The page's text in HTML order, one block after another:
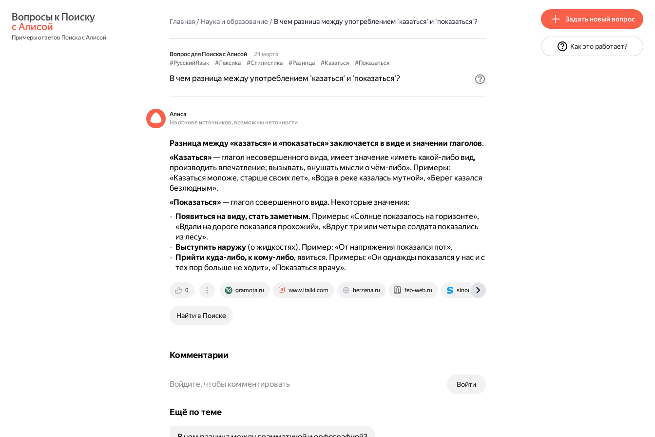
с Алисой
Примеры ответов Поиска с Алисой
Главная/ Наука и образование / В чем разница между употреблением 'казаться' и 'показаться'?
Вопрос для Поиска с Алисой
24 марта
#РусскийЯзык
#Лексика #Стилистика #Разница #Казаться #Показаться
В чем разница между употреблением 'казаться' и 'показаться'?
Алиса
На основе источников, возможны неточности
Разница между «казаться» и «показаться» заключается в виде и значении глаголов.
«Казаться»— глагол несовершенного вида, имеет значение «иметь какой-либо вид,
производить впечатление; вызывать, внушать мысли о чём-либо». Примеры:
«Казаться моложе, старше своих лет», «Вода в реке казалась мутной», «Берег казался
безлюдным».
«Показаться»— глагол совершенного вида. Некоторые значения:
Появиться на виду, стать заметным. Примеры: «Солнце показалось на горизонте»,
«Вдали на дороге показался прохожий», «Вдруг три или четыре солдата показались
из лесу».
Выступить наружу(о жидкостях). Пример: «От напряжения показался пот».
Прийти куда-либо, к кому-либо, явиться. Примеры: «Он однажды показался у нас и с
тех пор больше не ходит», «Показаться врачу».
0 gramota.ru www.italki.com herzena.ru feb-web.ru sinonim.org
Найти в Поиске
Комментарии
Войти
Войдите, чтобы комментировать
Ещё по теме
Задать новый вопрос
Как это работает?